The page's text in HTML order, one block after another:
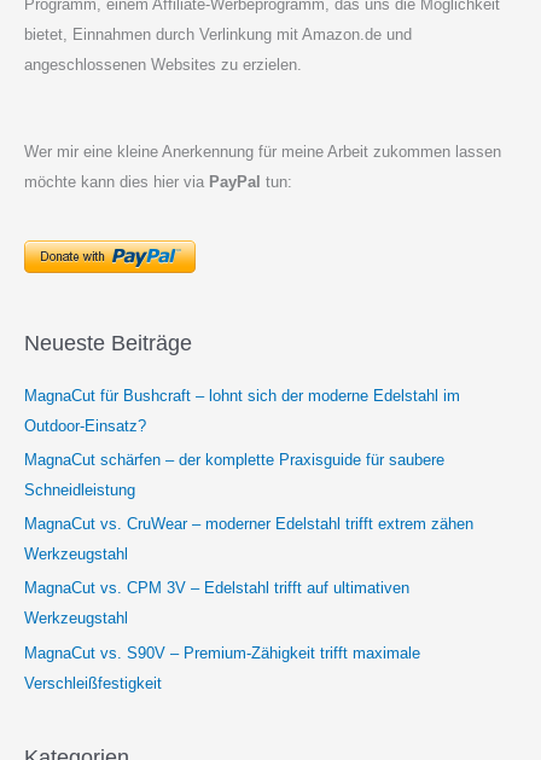
Programm, einem Affiliate-Werbeprogramm, das uns die Möglichkeit
bietet, Einnahmen durch Verlinkung mit Amazon.de und
angeschlossenen Websites zu erzielen.
Wer mir eine kleine Anerkennung für meine Arbeit zukommen lassen
möchte kann dies hier via PayPal tun:
Neueste Beiträge
MagnaCut für Bushcraft – lohnt sich der moderne Edelstahl im
Outdoor-Einsatz?
MagnaCut schärfen – der komplette Praxisguide für saubere
Schneidleistung
MagnaCut vs. CruWear – moderner Edelstahl trifft extrem zähen
Werkzeugstahl
MagnaCut vs. CPM 3V – Edelstahl trifft auf ultimativen
Werkzeugstahl
MagnaCut vs. S90V – Premium-Zähigkeit trifft maximale
Verschleißfestigkeit